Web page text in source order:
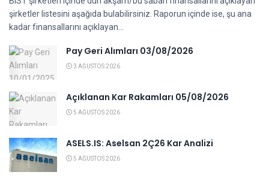
şirketler listesini aşağıda bulabilirsiniz. Raporun içinde ise, şu ana
kadar finansallarını açıklayan...
Pay Geri Alımları 03/08/2026
3 AĞUSTOS 2026
Açıklanan Kar Rakamları 05/08/2026
5 AĞUSTOS 2026
ASELS.IS: Aselsan 2Ç26 Kar Analizi
5 AĞUSTOS 2026